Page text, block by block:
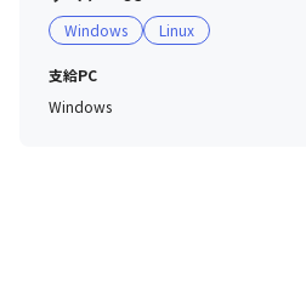
金銭面だけでなく、学べる時間
境に配慮したり、
働きながら学べる内容のプロジ
ど、無理なくスキルアップでき
Windows
Linux
支給PC
Windows